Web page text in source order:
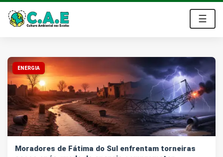
O Emprego dos Sonhos - Vagas Home
☰
ENERGIA
Moradores de Fátima do Sul enfrentam torneiras